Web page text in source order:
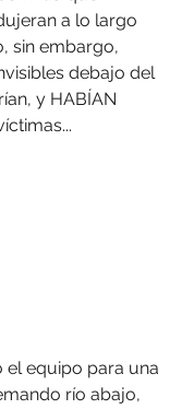
a lo largo
sin embargo,
debajo del
y HABÍAN
equipo para una
río abajo,